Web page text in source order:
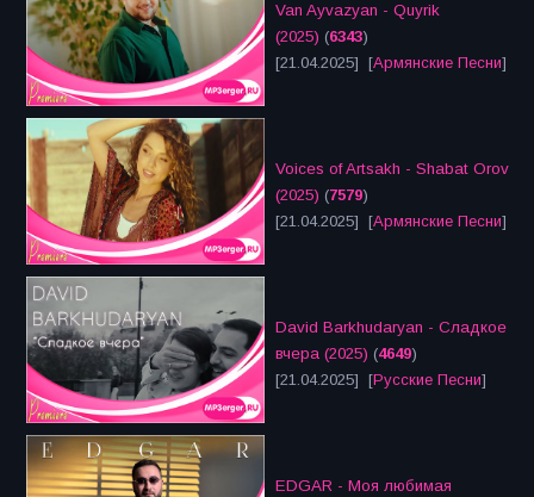
Van Ayvazyan - Quyrik
(2025) (6343)
[21.04.2025] [Армянские Песни]
Voices of Artsakh - Shabat Orov
(2025) (7579)
[21.04.2025] [Армянские Песни]
David Barkhudaryan - Сладкое
вчера (2025) (4649)
[21.04.2025] [Русские Песни]
EDGAR - Моя любимая